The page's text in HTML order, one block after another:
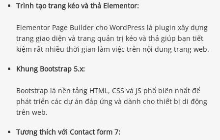
Trình tạo trang kéo và thả Elementor:
Elementor Page Builder cho WordPress là plugin xây dựng
trang giao diện và trang quản trị kéo và thả giúp bạn tiết
kiệm rất nhiều thời gian làm việc trên nội dung trang web.
Khung Bootstrap 5.x:
Bootstrap là nền tảng HTML, CSS và JS phổ biến nhất để
phát triển các dự án đáp ứng và dành cho thiết bị di động
trên web.
Tương thích với Contact form 7: